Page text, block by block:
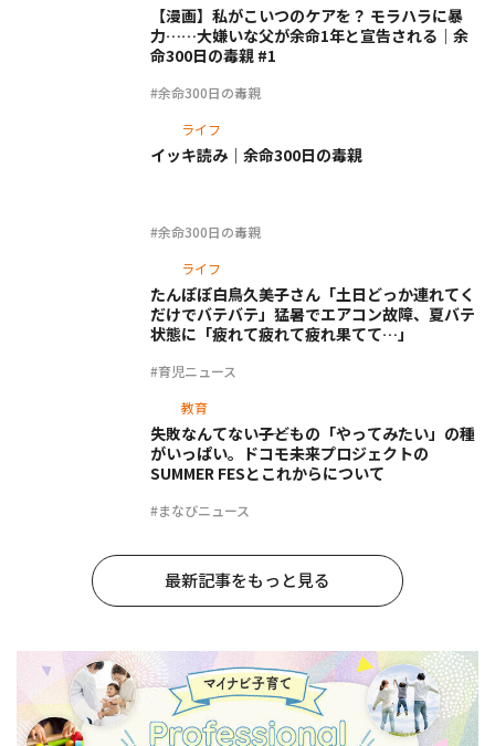
#余命300日の毒親
【漫画】私がこいつのケアを？ モラハラに暴
力……大嫌いな父が余命1年と宣告される｜余
命300日の毒親 #1
ライフ
#余命300日の毒親
イッキ読み｜余命300日の毒親
ライフ
#育児ニュース
たんぽぽ白鳥久美子さん「土日どっか連れてく
だけでバテバテ」猛暑でエアコン故障、夏バテ
状態に「疲れて疲れて疲れ果てて…」
教育
#まなびニュース
失敗なんてない――子どもの「やってみたい」の種
がいっぱい。ドコモ未来プロジェクトの
SUMMER FESとこれからについて
最新記事をもっと見る